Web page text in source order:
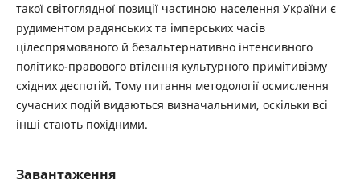
такої світоглядної позиції частиною населення України є
рудиментом радянських та імперських часів
цілеспрямованого й безальтернативно інтенсивного
політико-правового втілення культурного примітивізму
східних деспотій. Тому питання методології осмислення
сучасних подій видаються визначальними, оскільки всі
інші стають похідними.
Завантаження